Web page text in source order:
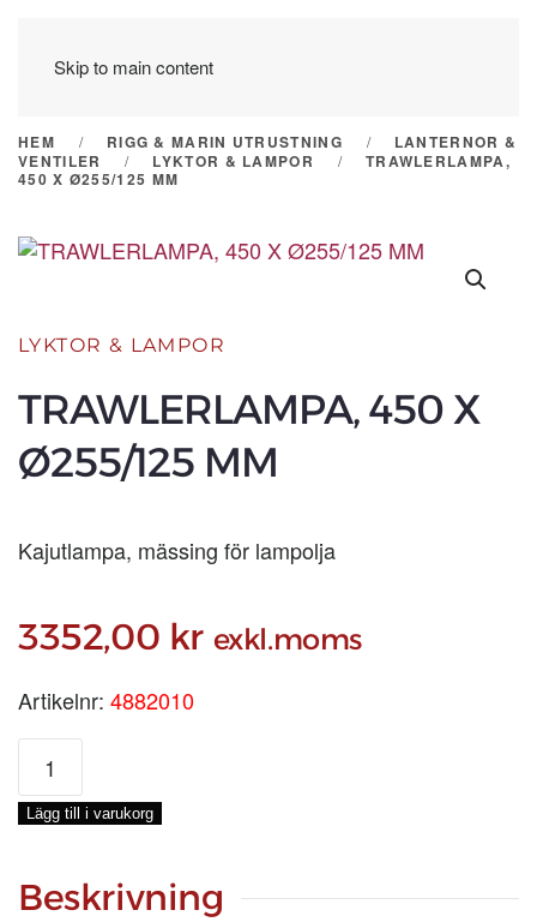
Skip to main content
HEM RIGG & MARIN UTRUSTNING
LANTERNOR &
VENTILER
LYKTOR & LAMPOR
TRAWLERLAMPA,
450 X Ø255/125 MM
LYKTOR & LAMPOR
TRAWLERLAMPA, 450 X
Ø255/125 MM
Kajutlampa, mässing för lampolja
3352,00 kr exkl.moms
Artikelnr: 4882010
TRAWLERLAMPA,
450
X
Ø255/125
mängd
Lägg till i varukorg
Beskrivning